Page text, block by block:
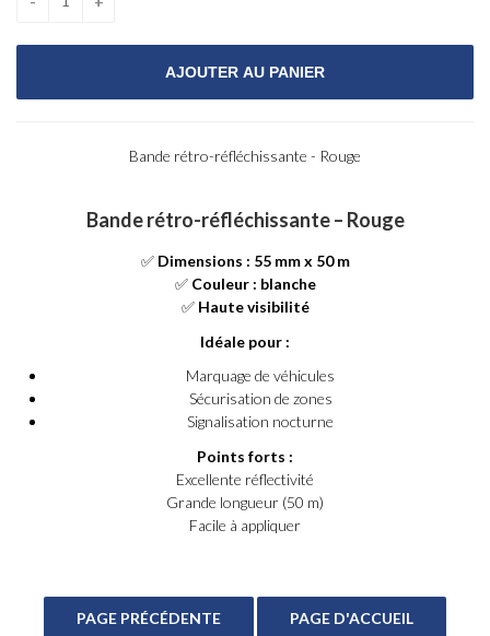
Bande rétro-réfléchissante - Rouge
Bande rétro-réfléchissante – Rouge
✅ Dimensions : 55 mm x 50 m
✅ Couleur : blanche
✅ Haute visibilité
Idéale pour :
Marquage de véhicules
Sécurisation de zones
Signalisation nocturne
Points forts :
Excellente réflectivité
Grande longueur (50 m)
Facile à appliquer